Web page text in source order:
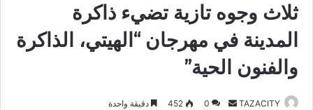
ثلاث وجوه تازية تضيء ذاكرة
المدينة في مهرجان “الهيتي، الذاكرة
والفنون الحية”
TAZACITY
0
452 دقيقة واحدة